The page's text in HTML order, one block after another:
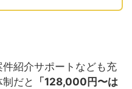
紹介サポートなども充
だと
「128,000円〜は